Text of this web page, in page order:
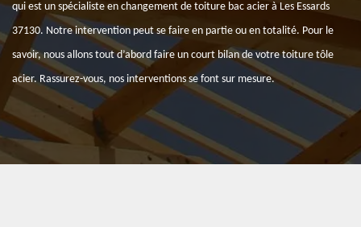
qui est un spécialiste en changement de toiture bac acier à Les Essards
37130. Notre intervention peut se faire en partie ou en totalité. Pour le
savoir, nous allons tout d’abord faire un court bilan de votre toiture tôle
acier. Rassurez-vous, nos interventions se font sur mesure.